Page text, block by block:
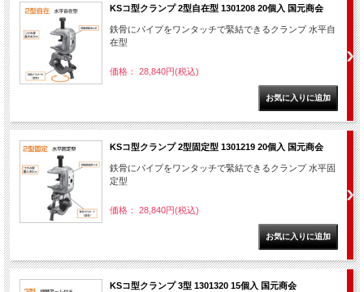
KSコ型クランプ 2型自在型 1301208 20個入 国元商会
鉄骨にパイプをワンタッチで緊結できるクランプ 水平自
在型
価格： 28,840円(税込)
KSコ型クランプ 2型固定型 1301219 20個入 国元商会
鉄骨にパイプをワンタッチで緊結できるクランプ 水平固
定型
価格： 28,840円(税込)
KSコ型クランプ 3型 1301320 15個入 国元商会